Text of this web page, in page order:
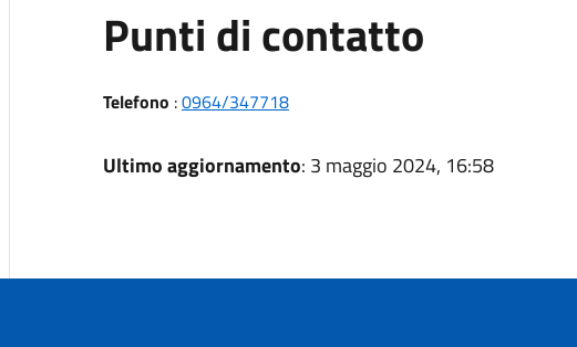
Punti di contatto
Telefono :0964/347718
Ultimo aggiornamento: 3 maggio 2024, 16:58